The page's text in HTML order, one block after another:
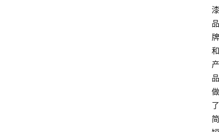
漆
品
牌
和
产
品
做
了
简